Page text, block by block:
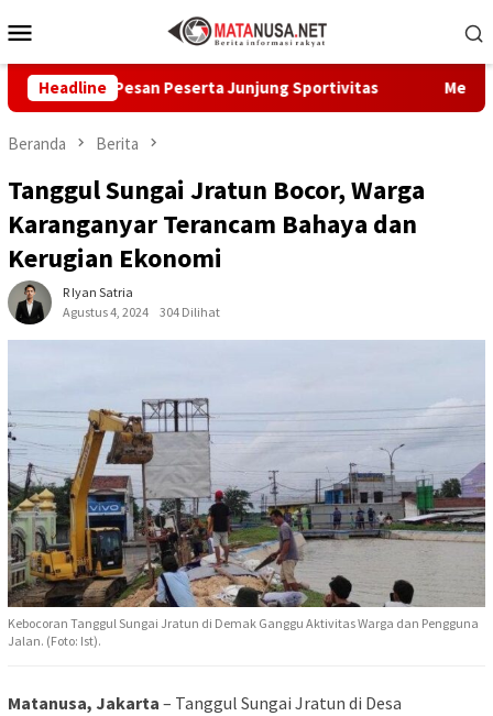
ke
Mobile
Headline
Pesan Peserta Junjung Sportivitas Melalui GEMA
Beranda Berita
Tanggul Sungai Jratun Bocor, Warga
Karanganyar Terancam Bahaya dan
Kerugian Ekonomi
R Iyan Satria
Agustus 4, 2024
304 Dilihat
Kebocoran Tanggul Sungai Jratun di Demak Ganggu Aktivitas Warga dan Pengguna
Jalan. (Foto: Ist).
Matanusa, Jakarta – Tanggul Sungai Jratun di Desa